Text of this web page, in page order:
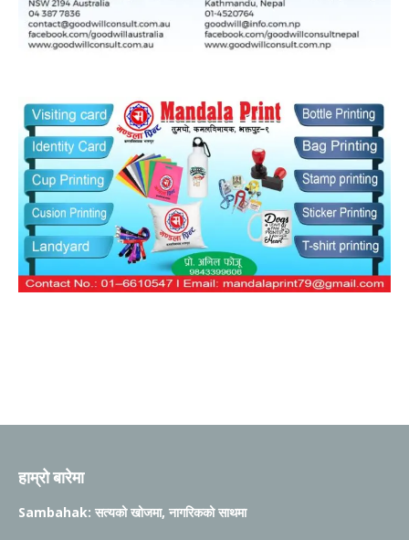
हाम्रो बारेमा
Sambahak: सत्यको खोजमा, नागरिकको साथमा